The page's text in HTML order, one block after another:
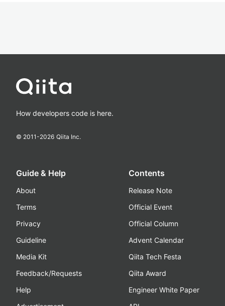
How developers code is here.
© 2011-2026 Qiita Inc.
Guide & Help
About
Terms
Privacy
Guideline
Media Kit
Feedback/Requests
Help
Contents
Release Note
Official Event
Official Column
Advent Calendar
Qiita Tech Festa
Qiita Award
Engineer White Paper